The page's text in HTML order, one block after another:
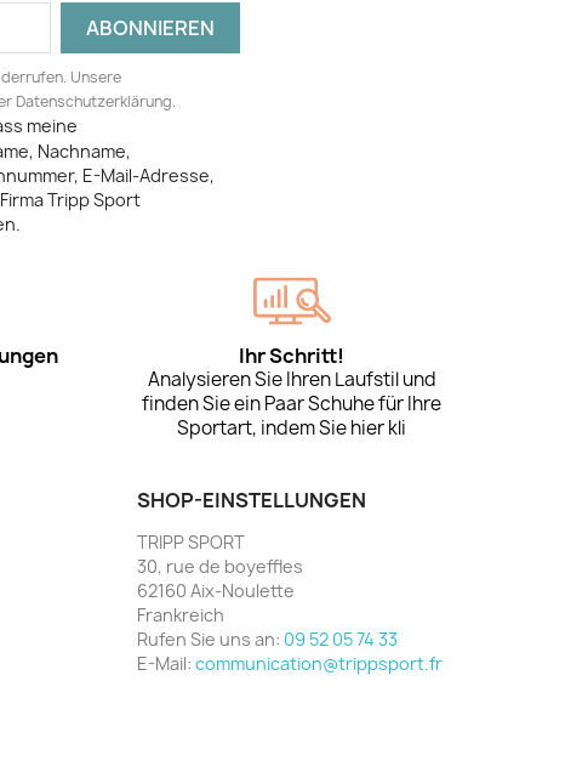
Unsere
Datenschutzerklärung.
meine
Nachname,
E-Mail-Adresse,
Tripp Sport
Ihr Schritt!
Analysieren Sie Ihren Laufstil und
finden Sie ein Paar Schuhe für Ihre
Sportart, indem Sie hier kli
SHOP-EINSTELLUNGEN
TRIPP SPORT
30, rue de boyeffles
62160 Aix-Noulette
Frankreich
Rufen Sie uns an: 09 52 05 74 33
E-Mail: communication@trippsport.fr